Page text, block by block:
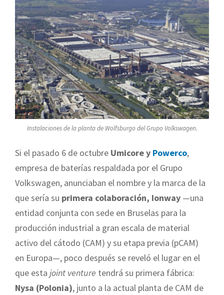
Instalaciones de la planta de Wolfsburgo del Grupo Volkswagen.
Si el pasado 6 de octubre Umicore y Powerco,
empresa de baterías respaldada por el Grupo
Volkswagen, anunciaban el nombre y la marca de la
que sería su primera colaboración, Ionway —una
entidad conjunta con sede en Bruselas para la
producción industrial a gran escala de material
activo del cátodo (CAM) y su etapa previa (pCAM)
en Europa—, poco después se reveló el lugar en el
que esta joint venture tendrá su primera fábrica:
Nysa (Polonia), junto a la actual planta de CAM de